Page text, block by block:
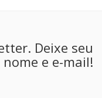
Deixe seu
nome e e-mail!